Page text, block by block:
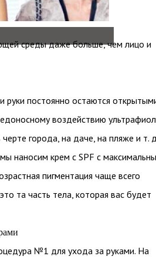
среды даже больше, чем лицо и
руки постоянно остаются
воздействию
города, на даче, на пляже и т.
наносим крем с SPF с
пигментация чаще всего
та часть тела, которая вас будет
№1 для ухода за руками. На